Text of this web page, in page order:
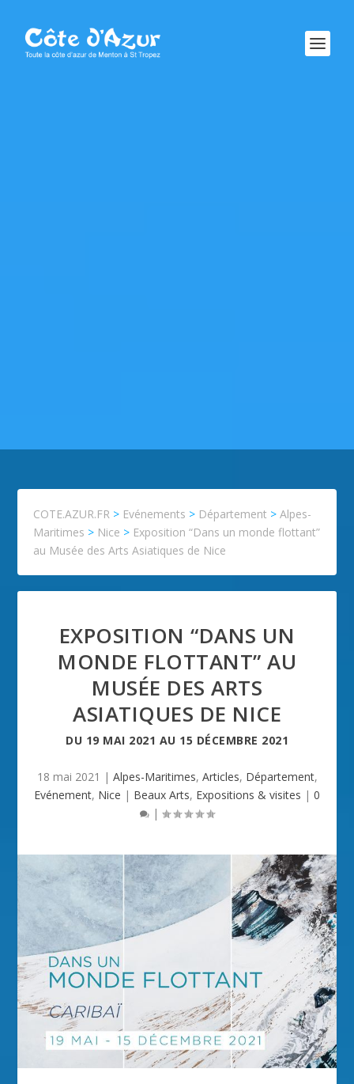
COTE.AZUR.FR > Evénements > Département >Alpes-
Maritimes > Nice > Exposition “Dans un monde flottant”
au Musée des Arts Asiatiques de Nice
EXPOSITION “DANS UN
MONDE FLOTTANT” AU
MUSÉE DES ARTS
ASIATIQUES DE NICE
DU 19 MAI 2021 AU 15 DÉCEMBRE 2021
18 mai 2021 | Alpes-Maritimes, Articles, Département,
Evénement, Nice | Beaux Arts, Expositions & visites | 0
|